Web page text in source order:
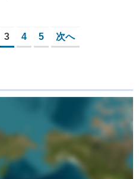
3 4 5 次へ